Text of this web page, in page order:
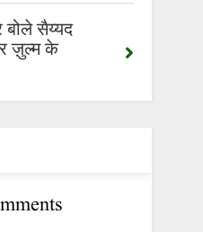
बोले सैय्यद
ज़ुल्म के